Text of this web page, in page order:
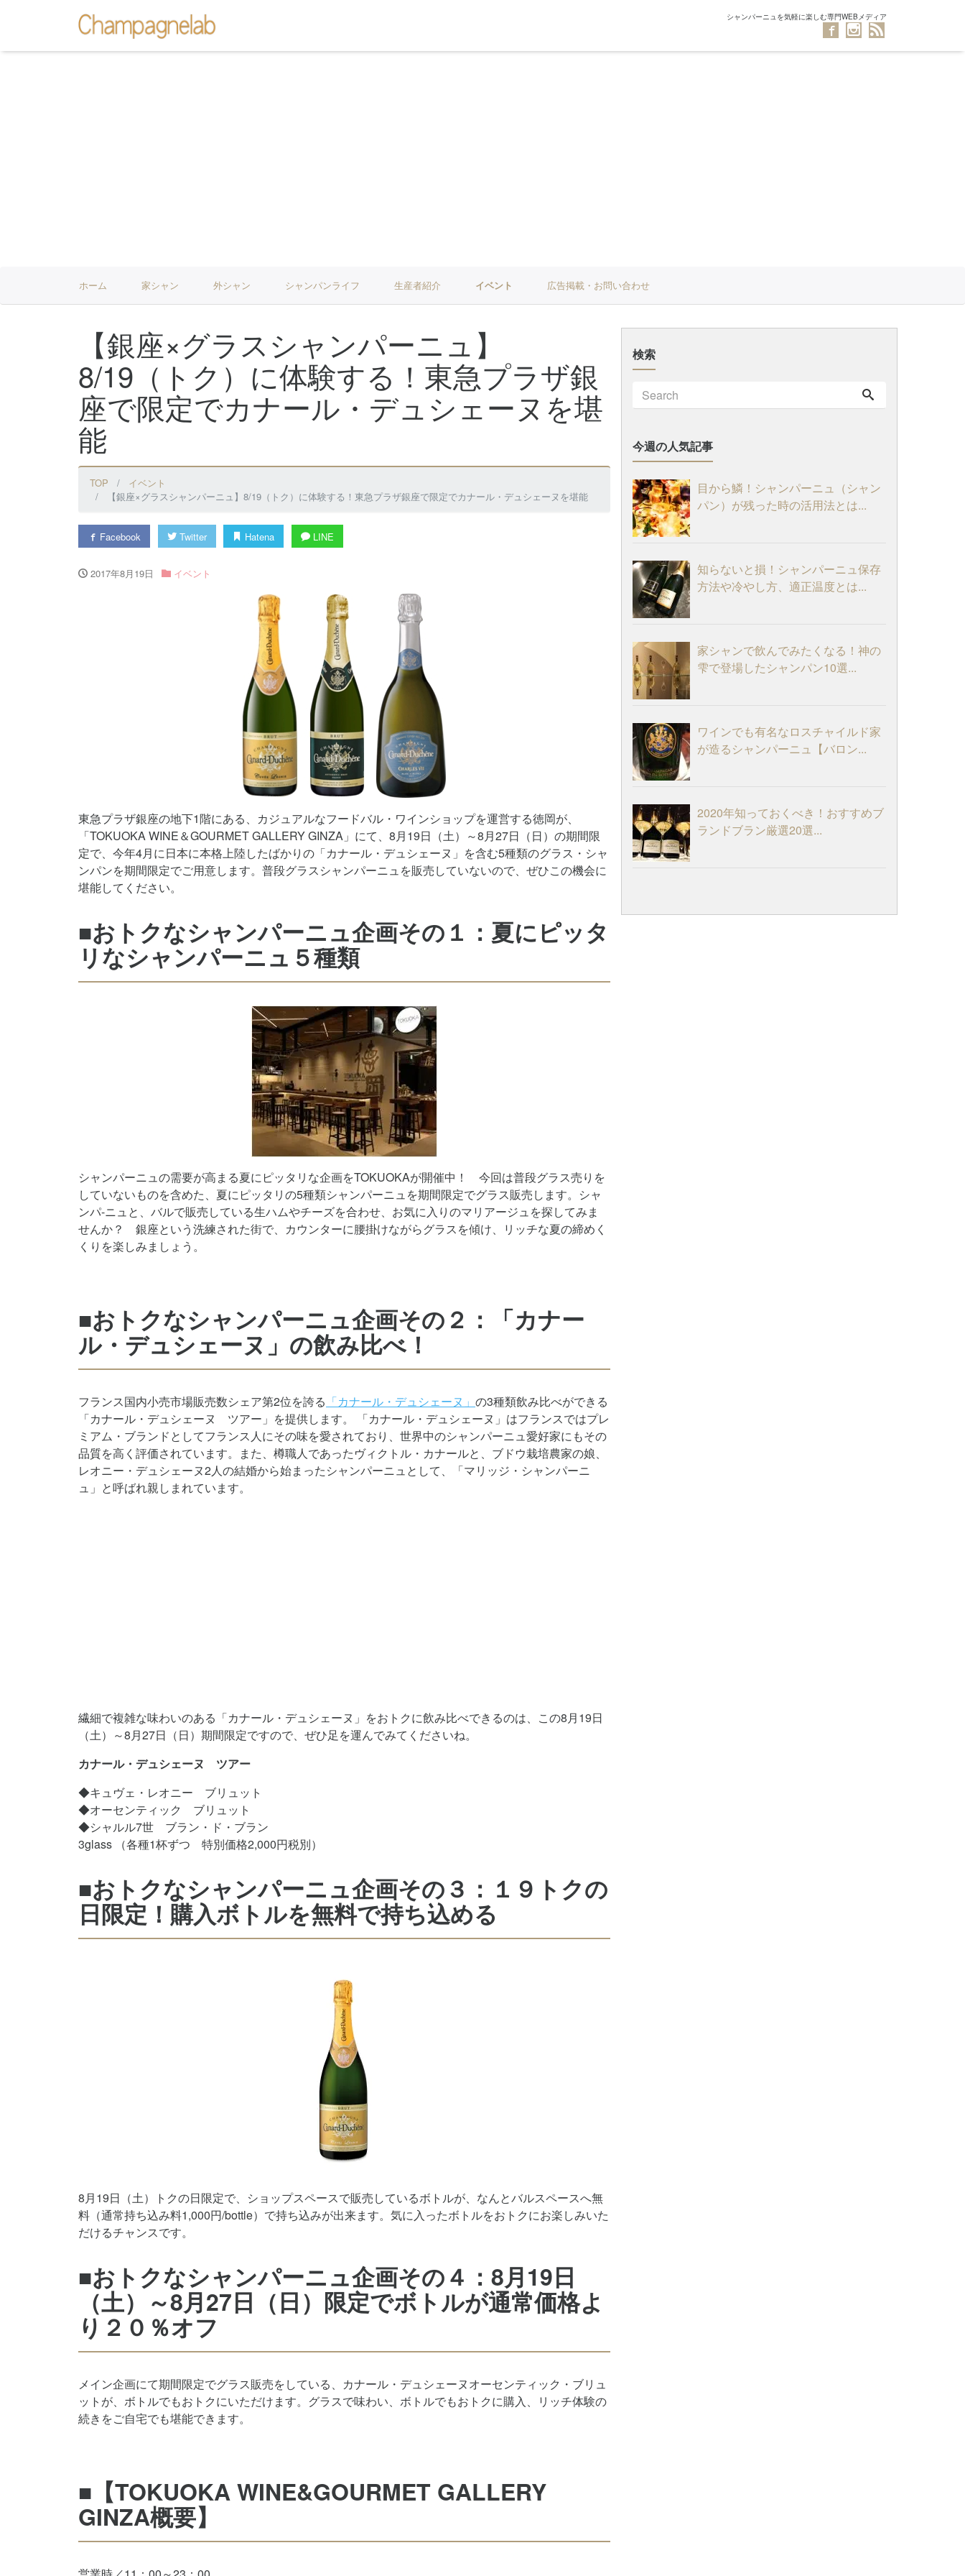
シャンパーニュを気軽に楽しむ専門WEBメディア
ホーム 家シャン 外シャン シャンパンライフ 生産者紹介 イベント 広告掲載・お問い合わせ
【銀座×グラスシャンパーニュ】
8/19（トク）に体験する！東急プラザ銀
座で限定でカナール・デュシェーヌを堪
能
TOP
イベント
【銀座×グラスシャンパーニュ】8/19（トク）に体験する！東急プラザ銀座で限定でカナール・デュシェーヌを堪能
Facebook Twitter Hatena LINE
2017年8月19日 イベント
東急プラザ銀座の地下1階にある、カジュアルなフードバル・ワインショップを運営する徳岡が、
「TOKUOKA WINE＆GOURMET GALLERY GINZA」にて、8月19日（土）～8月27日（日）の期間限
定で、今年4月に日本に本格上陸したばかりの「カナール・デュシェーヌ」を含む5種類のグラス・シャ
ンパンを期間限定でご用意します。普段グラスシャンパーニュを販売していないので、ぜひこの機会に
堪能してください。
■おトクなシャンパーニュ企画その１：夏にピッタ
リなシャンパーニュ５種類
シャンパーニュの需要が高まる夏にピッタリな企画をTOKUOKAが開催中！ 今回は普段グラス売りを
していないものを含めた、夏にピッタリの5種類シャンパーニュを期間限定でグラス販売します。シャ
ンパ-ニュと、バルで販売している生ハムやチーズを合わせ、お気に入りのマリアージュを探してみま
せんか？ 銀座という洗練された街で、カウンターに腰掛けながらグラスを傾け、リッチな夏の締めく
くりを楽しみましょう。
■おトクなシャンパーニュ企画その２：「カナー
ル・デュシェーヌ」の飲み比べ！
フランス国内小売市場販売数シェア第2位を誇る 「カナール・デュシェーヌ」 の3種類飲み比べができる
「カナール・デュシェーヌ ツアー」を提供します。 「カナール・デュシェーヌ」はフランスではプレ
ミアム・ブランドとしてフランス人にその味を愛されており、世界中のシャンパーニュ愛好家にもその
品質を高く評価されています。また、樽職人であったヴィクトル・カナールと、ブドウ栽培農家の娘、
レオニー・デュシェーヌ2人の結婚から始まったシャンパーニュとして、「マリッジ・シャンパーニ
ュ」と呼ばれ親しまれています。
繊細で複雑な味わいのある「カナール・デュシェーヌ」をおトクに飲み比べできるのは、この8月19日
（土）～8月27日（日）期間限定ですので、ぜひ足を運んでみてくださいね。
カナール・デュシェーヌ ツアー
◆キュヴェ・レオニー ブリュット
◆オーセンティック ブリュット
◆シャルル7世 ブラン・ド・ブラン
3glass （各種1杯ずつ 特別価格2,000円税別）
■おトクなシャンパーニュ企画その３：１９トクの
日限定！購入ボトルを無料で持ち込める
8月19日（土）トクの日限定で、ショップスペースで販売しているボトルが、なんとバルスペースへ無
料（通常持ち込み料1,000円/bottle）で持ち込みが出来ます。気に入ったボトルをおトクにお楽しみいた
だけるチャンスです。
■おトクなシャンパーニュ企画その４：8月19日
（土）～8月27日（日）限定でボトルが通常価格よ
り２０％オフ
メイン企画にて期間限定でグラス販売をしている、カナール・デュシェーヌオーセンティック・ブリュ
ットが、ボトルでもおトクにいただけます。グラスで味わい、ボトルでもおトクに購入、リッチ体験の
続きをご自宅でも堪能できます。
■ 【TOKUOKA WINE&GOURMET GALLERY
GINZA概要】
検索
今週の人気記事
目から鱗！シャンパーニュ（シャン
パン）が残った時の活用法とは...
知らないと損！シャンパーニュ保存
方法や冷やし方、適正温度とは...
家シャンで飲んでみたくなる！神の
雫で登場したシャンパン10選...
ワインでも有名なロスチャイルド家
が造るシャンパーニュ【バロン...
2020年知っておくべき！おすすめブ
ランドブラン厳選20選...